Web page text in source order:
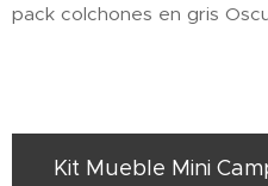
pack colchones en gris
Kit Mueble Mini